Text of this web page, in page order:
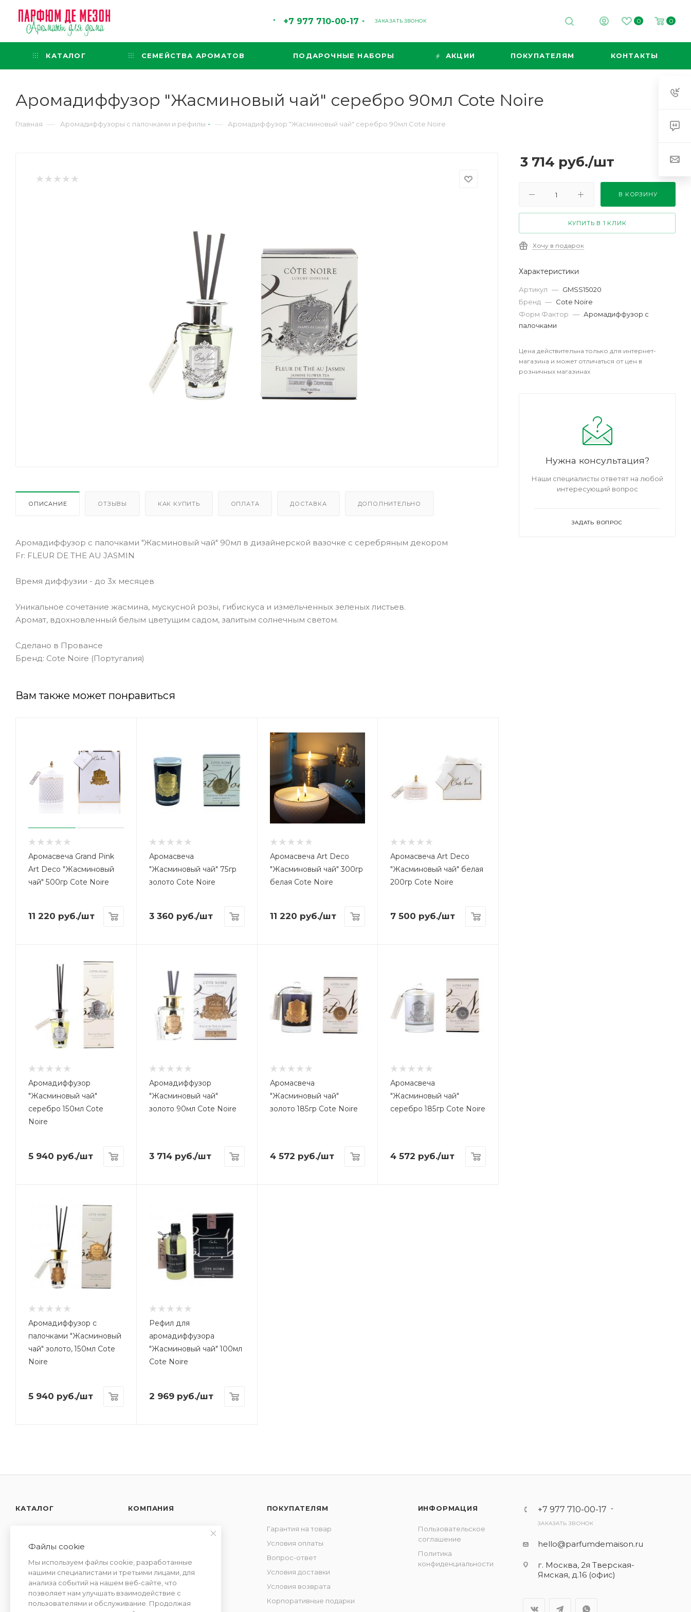
+7 977 710-00-17 ЗАКАЗАТЬ ЗВОНОК 0 0
КАТАЛОГ СЕМЕЙСТВА АРОМАТОВ ПОДАРОЧНЫЕ НАБОРЫ АКЦИИ ПОКУПАТЕЛЯМ КОНТАКТЫ
Аромадиффузор "Жасминовый чай" серебро 90мл Cote Noire
Главная — Аромадиффузоры с палочками и рефилы — Аромадиффузор "Жасминовый чай" серебро 90мл Cote Noire
ОПИСАНИЕ ОТЗЫВЫ КАК КУПИТЬ ОПЛАТА ДОСТАВКА ДОПОЛНИТЕЛЬНО
Аромадиффузор с палочками "Жасминовый чай" 90мл в дизайнерской вазочке с серебряным декором
Fr: FLEUR DE THE AU JASMIN
Время диффузии - до 3х месяцев
Уникальное сочетание жасмина, мускусной розы, гибискуса и измельченных зеленых листьев.
Аромат, вдохновленный белым цветущим садом, залитым солнечным светом.
Сделано в Провансе
Бренд: Cote Noire (Португалия)
Вам также может понравиться
Аромасвеча Grand Pink
Art Deco "Жасминовый
чай" 500гр Cote Noire
11 220 руб./шт
Аромасвеча
"Жасминовый чай" 75гр
золото Cote Noire
3 360 руб./шт
Аромасвеча Art Deco
"Жасминовый чай" 300гр
белая Cote Noire
11 220 руб./шт
Аромасвеча Art Deco
"Жасминовый чай" белая
200гр Cote Noire
7 500 руб./шт
Аромадиффузор
"Жасминовый чай"
серебро 150мл Cote
Noire
5 940 руб./шт
Аромадиффузор
"Жасминовый чай"
золото 90мл Cote Noire
3 714руб./шт
Аромасвеча
"Жасминовый чай"
золото 185гр Cote Noire
4 572 руб./шт
Аромасвеча
"Жасминовый чай"
серебро 185гр Cote Noire
4 572 руб./шт
Аромадиффузор с
палочками "Жасминовый
чай" золото, 150мл Cote
Noire
5 940 руб./шт
Рефил для
аромадиффузора
"Жасминовый чай" 100мл
Cote Noire
2 969руб./шт
3 714 руб./шт
В КОРЗИНУ
КУПИТЬ В 1 КЛИК
Хочу в подарок
Характеристики
Артикул — GMSS15020
Бренд — Cote Noire
Форм Фактор — Аромадиффузор с
палочками
Цена действительна только для интернет-
магазина и может отличаться от цен в
розничных магазинах
Нужна консультация?
Наши специалисты ответят на любой
интересующий вопрос
ЗАДАТЬ ВОПРОС
КАТАЛОГ
УСЛУГИ
СЕМЕЙСТВА
АРОМАТОВ
КОМПАНИЯ
Отзывы
Сотрудничество
ПОКУПАТЕЛЯМ
Гарантия на товар
Условия оплаты
Вопрос-ответ
Условия доставки
Условия возврата
Корпоративные подарки
ИНФОРМАЦИЯ
Пользовательское
соглашение
Политика
конфиденциальности
+7 977 710-00-17
ЗАКАЗАТЬ ЗВОНОК
hello@parfumdemaison.ru
г. Москва, 2я Тверская-
Ямская, д.16 (офис)
Файлы cookie
Мы используем файлы cookie, разработанные
нашими специалистами и третьими лицами, для
анализа событий на нашем веб-сайте, что
позволяет нам улучшать взаимодействие с
пользователями и обслуживание. Продолжая